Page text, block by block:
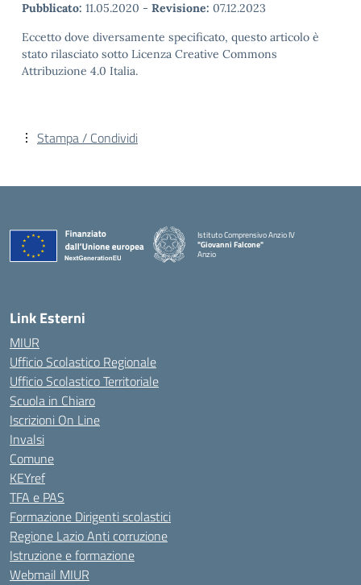
Pubblicato: 11.05.2020 - Revisione: 07.12.2023
Eccetto dove diversamente specificato, questo articolo è
stato rilasciato sotto Licenza Creative Commons
Attribuzione 4.0 Italia.
Stampa / Condividi
Istituto Comprensivo Anzio IV
"Giovanni Falcone"
Anzio
Link Esterni
MIUR
Ufficio Scolastico Regionale
Ufficio Scolastico Territoriale
Scuola in Chiaro
Iscrizioni On Line
Invalsi
Comune
KEYref
TFA e PAS
Formazione Dirigenti scolastici
Regione Lazio Anti corruzione
Istruzione e formazione
Webmail MIUR